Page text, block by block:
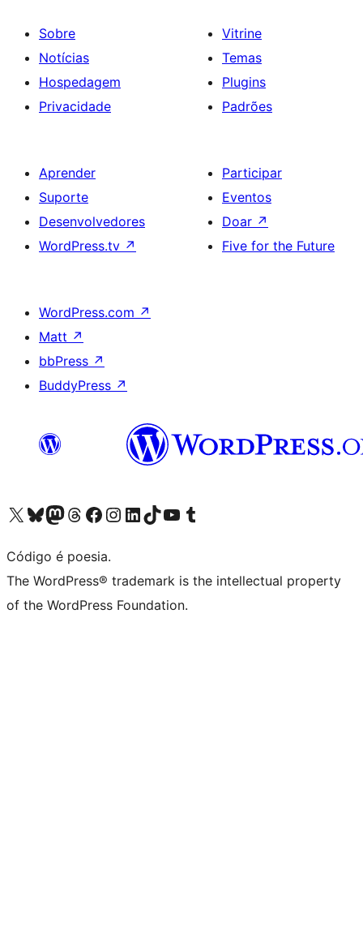
Sobre
Notícias
Hospedagem
Privacidade
Vitrine
Temas
Plugins
Padrões
Aprender
Suporte
Desenvolvedores
WordPress.tv ↗
Participar
Eventos
Doar ↗
Five for the Future
WordPress.com ↗
Matt ↗
bbPress ↗
BuddyPress ↗
Acessar nossa conta do X (antigo Twitter)
Acessar nossa conta do Bluesky
Acessar nossa conta do Mastodon
Acessar nossa conta do Threads
Acessar nossa página do Facebook
Acessar nossa conta do Instagram
Acessar nossa conta do LinkedIn
Acessar nossa conta do TikTok
Acessar nosso canal do YouTube
Acessar nossa conta no Tumblr
Código é poesia.
The WordPress® trademark is the intellectual property
of the WordPress Foundation.